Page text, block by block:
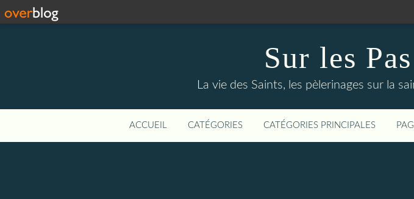
Sur les
La vie des Saints, les pèlerinages sur la
ACCUEIL CATÉGORIES CATÉGORIES PRINCIPALES